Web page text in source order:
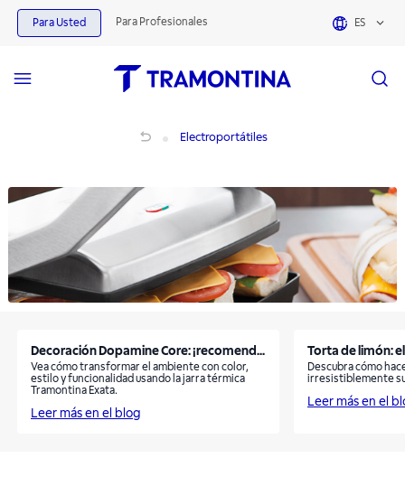
Para Usted Para Profesionales ES
Electroportátiles
Decoración Dopamine Core: ¡recomend...
Vea cómo transformar el ambiente con color,
estilo y funcionalidad usando la jarra térmica
Tramontina Exata.
Leer más en el blog
Torta de limón:
Descubra cómo
irresistiblemente
Leer más en el
Productos para Electroportátiles | Tramontina